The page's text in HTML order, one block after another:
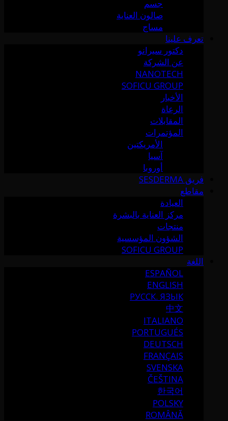
جسم
صالون العناية
مساج
تعرف علينا
دكتور سيرانو
عن الشركة
NANOTECH
SOFICU GROUP
الأخبار
الرعاة
المقابلات
المؤتمرات
الأمريكتين
آسيا
أوروبا
فريق SESDERMA
مقاطع
العيادة
مركز العناية بالبشرة
منتجات
الشؤون المؤسسية
SOFICU GROUP
اللغة
ESPAÑOL
ENGLISH
РУССК. ЯЗЫК
中文
ITALIANO
PORTUGUÉS
DEUTSCH
FRANÇAIS
SVENSKA
ČEŠTINA
한국어
POLSKY
ROMÂNĂ